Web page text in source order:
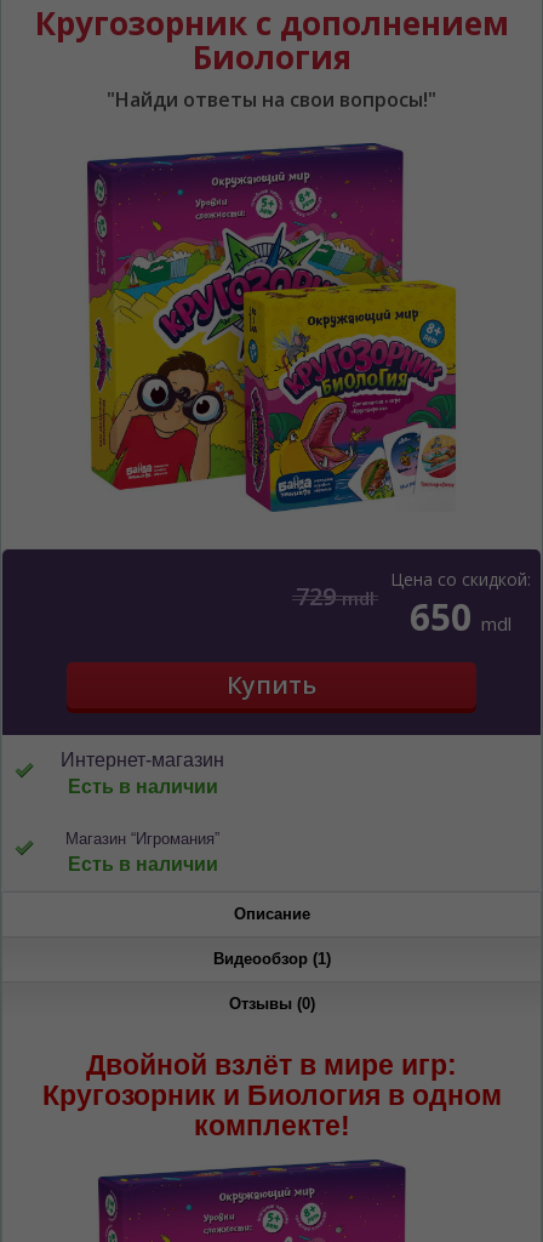
Кругозорник с дополнением
Биология
"Найди ответы на свои вопросы!"
Цена со скидкой:
650 mdl
729mdl
Интернет-магазин
Есть в наличии
Магазин “Игромания”
Есть в наличии
Описание
Видеообзор (1)
Отзывы (0)
Двойной взлёт в мире игр:
Кругозорник и Биология в одном
комплекте!
În ce limbă ați dori să vedeți site-ul nostru?
Беспокоим Вас только один раз, далее
сохраним Ваш выбор языка.
Vă vom deranja doar o singură dată, apoi vă
vom salva alegerea limbii.
Если вы хотите переключить язык
сайта, то это можно всегда сделать в
правом верхнем углу страницы.
oricând să faceți asta în colțul din dreapta sus
RU